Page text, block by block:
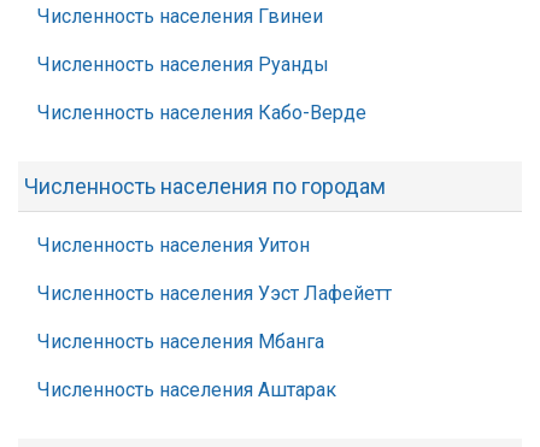
Численность населения Гвинеи
Численность населения Руанды
Численность населения Кабо-Верде
Численность населения по городам
Численность населения Уитон
Численность населения Уэст Лафейетт
Численность населения Мбанга
Численность населения Аштарак